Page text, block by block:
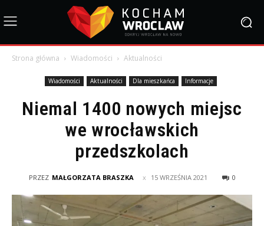
Strona główna Wiadomości Aktualności
Wiadomości Aktualności Dla mieszkańca Informacje
Niemal 1400 nowych miejsc
we wrocławskich
przedszkolach
PRZEZ MAŁGORZATA BRASZKA 15 WRZEŚNIA 2021 0